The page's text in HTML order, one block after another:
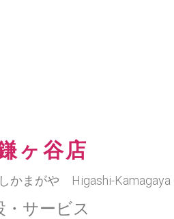
ヶ谷店
かまがや Higashi-Kamagaya
・サービス